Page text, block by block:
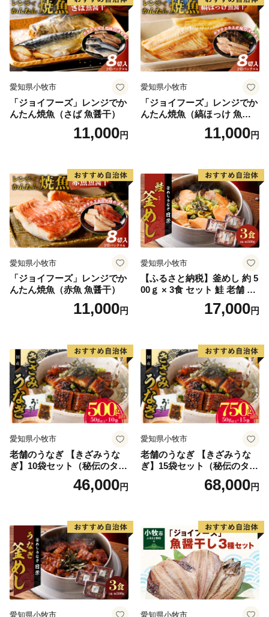
愛知県小牧市
「ジョイフーズ」レンジでか
んたん焼魚（さば 魚醤干）
11,000円
愛知県小牧市
「ジョイフーズ」レンジでか
んたん焼魚（縞ほっけ 魚醤
11,000円
愛知県小牧市
「ジョイフーズ」レンジでか
んたん焼魚（赤魚 魚醤干）
11,000円
愛知県小牧市
【ふるさと納税】釜めし 約 5
00ｇ × 3食 セット 鮭 老舗 急
速冷凍 レンチン 時短 簡単調
理 食品 加工品 海鮮 手作り
り寄せグルメ 愛知県 小牧市
送料無料
17,000円
愛知県小牧市
老舗のうなぎ 【きざみうな
ぎ】10袋セット（秘伝のタレ
46,000円
愛知県小牧市
老舗のうなぎ 【きざみうな
ぎ】15袋セット（秘伝のタレ
68,000円
愛知県小牧市 愛知県小牧市